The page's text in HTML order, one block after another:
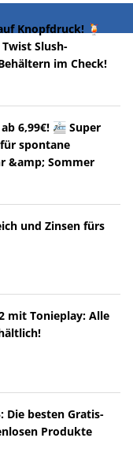
Knopfdruck! 🍹
Twist Slush-
im Check!
6,99€! 🚈 Super
spontane
&amp; Sommer
und Zinsen fürs
mit Tonieplay: Alle
Die besten Gratis-
Produkte